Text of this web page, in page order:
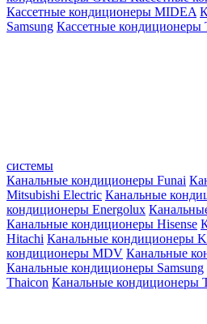
Кассетные кондиционеры MIDEA
Samsung Кассетные кондиционеры
системы
Канальные кондиционеры Funai
Mitsubishi Electric Канальные
кондиционеры Energolux
Канальные кондиционеры Hisense
Hitachi Канальные кондиционеры
кондиционеры MDV Канальные
Канальные кондиционеры Samsung
Thaicon Канальные кондиционеры